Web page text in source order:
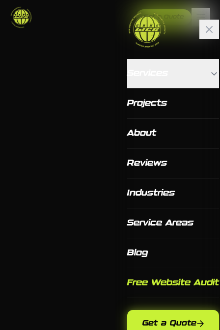
Get a Quote
Projects
About
Reviews
Industries
Service Areas
Blog
Free Website Audit
Get a Quote